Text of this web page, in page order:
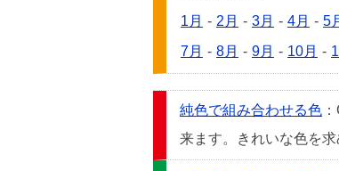
1月 - 2月 - 3月 - 4月 - 5
7月 - 8月 - 9月 - 10月 -
純色で組み合わせる色
来ます。きれいな色を